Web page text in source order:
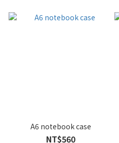
A6 notebook case
NT$560